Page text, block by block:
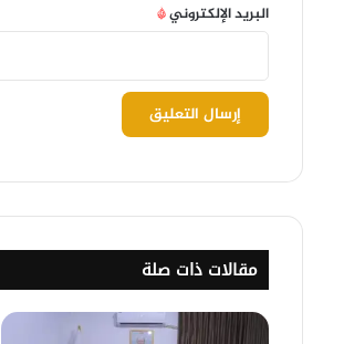
البريد الإلكتروني*
مقالات ذات صلة